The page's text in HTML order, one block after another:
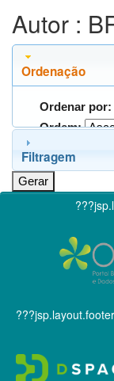
Autor :
Ordenação
Ordenar por:
Ordem:
Filtragem